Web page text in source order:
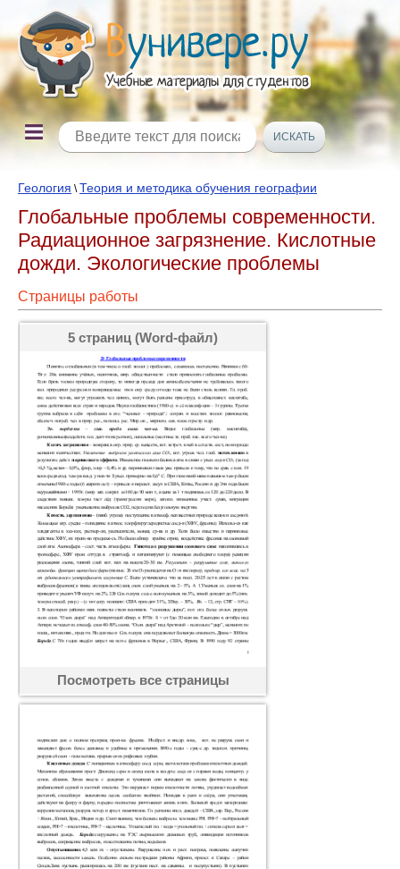
Геология \Теория и методика обучения географии
Глобальные проблемы современности.
Радиационное загрязнение. Кислотные
дожди. Экологические проблемы
Страницы работы
5 страниц (Word-файл)
Посмотреть все страницы